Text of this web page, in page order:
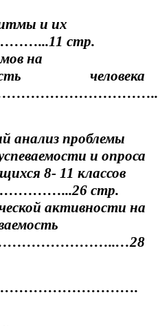
и их
………...11 стр.
на
человека
анализ проблемы
и опроса
11 классов
стр.
активности на